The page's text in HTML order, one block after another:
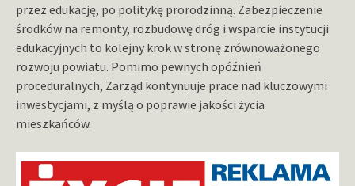
przez edukację, po politykę prorodzinną. Zabezpieczenie
środków na remonty, rozbudowę dróg i wsparcie instytucji
edukacyjnych to kolejny krok w stronę zrównoważonego
rozwoju powiatu. Pomimo pewnych opóźnień
proceduralnych, Zarząd kontynuuje prace nad kluczowymi
inwestycjami, z myślą o poprawie jakości życia
mieszkańców.